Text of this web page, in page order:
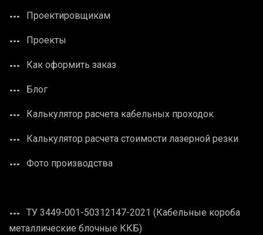
Проектировщикам
Проекты
Как оформить заказ
Блог
Калькулятор расчета кабельных проходок
Калькулятор расчета стоимости лазерной резки
Фото производства
ТУ 3449-001-50312147-2021 (Кабельные короба
металлические блочные ККБ)